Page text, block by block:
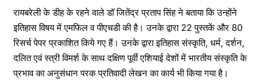
रायबरेली के डीह के रहने वाले डॉ जितेंद्र प्रताप सिंह ने बताया कि उन्होंने
इतिहास विषय में एमफिल व पीएचडी की है। उनके द्वारा 22 पुस्तकें और 80
रिसर्च पेपर प्रकाशित किये गए हैं। उनके द्वारा इतिहास संस्कृति, धर्म, दर्शन,
दलित एवं स्त्री विमर्श के साथ दक्षिण पूर्वी एशियाई देशों में भारतीय संस्कृति के
प्रभाव का अनुसंधान परक प्रतिवादी लेखन का कार्य भी किया गया है।